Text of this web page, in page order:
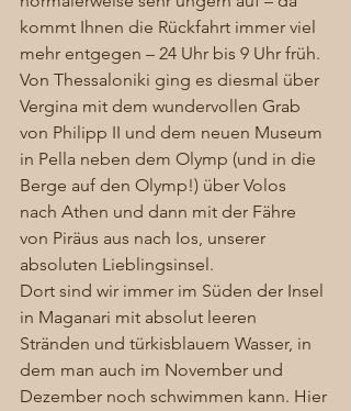
kommt Ihnen die Rückfahrt immer viel
mehr entgegen – 24 Uhr bis 9 Uhr früh.
Von Thessaloniki ging es diesmal über
Vergina mit dem wundervollen Grab
von Philipp II und dem neuen Museum
in Pella neben dem Olymp (und in die
Berge auf den Olymp!) über Volos
nach Athen und dann mit der Fähre
von Piräus aus nach Ios, unserer
absoluten Lieblingsinsel.
Dort sind wir immer im Süden der Insel
in Maganari mit absolut leeren
Stränden und türkisblauem Wasser, in
dem man auch im November und
Dezember noch schwimmen kann. Hier